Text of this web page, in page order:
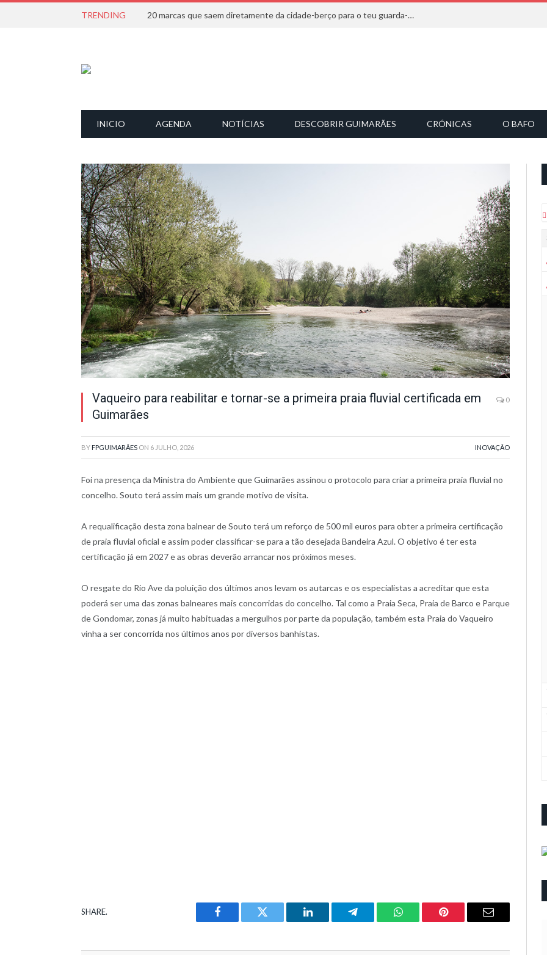
TRENDING 20 marcas que saem diretamente da cidade-berço para o teu guarda-roupa
INICIO AGENDA NOTÍCIAS DESCOBRIR GUIMARÃES CRÓNICAS O BAFO
Vaqueiro para reabilitar e tornar-se a primeira praia fluvial certificada em
Guimarães
0
BY FPGUIMARÃES ON 6 JULHO, 2026 INOVAÇÃO
Foi na presença da Ministra do Ambiente que Guimarães assinou o protocolo para criar a primeira praia fluvial no
concelho. Souto terá assim mais um grande motivo de visita.
A requalificação desta zona balnear de Souto terá um reforço de 500 mil euros para obter a primeira certificação
de praia fluvial oficial e assim poder classificar-se para a tão desejada Bandeira Azul. O objetivo é ter esta
certificação já em 2027 e as obras deverão arrancar nos próximos meses.
O resgate do Rio Ave da poluição dos últimos anos levam os autarcas e os especialistas a acreditar que esta
poderá ser uma das zonas balneares mais concorridas do concelho. Tal como a Praia Seca, Praia de Barco e Parque
de Gondomar, zonas já muito habituadas a mergulhos por parte da população, também esta Praia do Vaqueiro
vinha a ser concorrida nos últimos anos por diversos banhistas.
SHARE.
Facebook Twitter LinkedIn Telegram WhatsAppPinterest Email